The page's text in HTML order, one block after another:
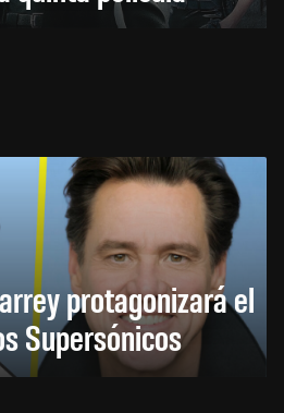
protagonizará el
Supersónicos